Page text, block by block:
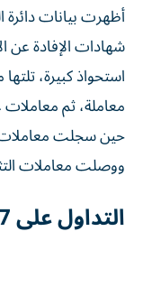
أظهرت بيانات
ووصلت معاملات التثمين
التداول على 1,347 أرضاً فضاء